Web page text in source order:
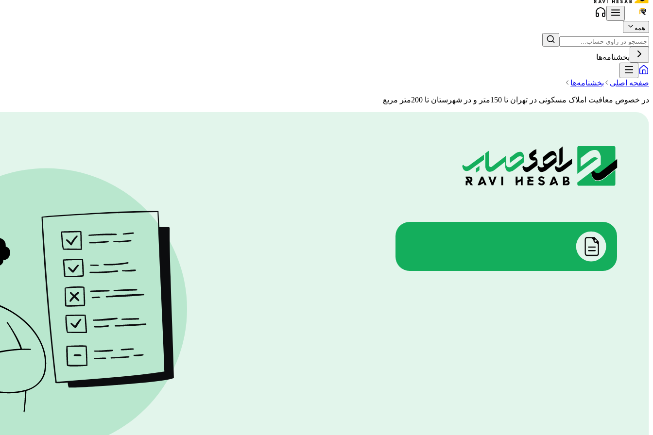
همه
بخشنامه‌ها
صفحه اصلی بخشنامه‌ها
در خصوص معافیت املاک مسکونی در تهران تا 150متر و در شهرستان تا 200متر مربع